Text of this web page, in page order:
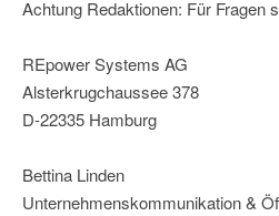
Achtung Redaktionen: Für Fragen
REpower Systems AG
Alsterkrugchaussee 378
D-22335 Hamburg
Bettina Linden
Unternehmenskommunikation &